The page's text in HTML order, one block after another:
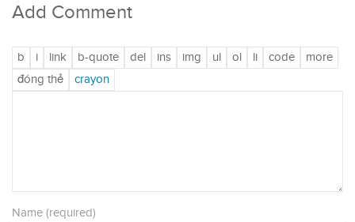
Add Comment
Name (required)